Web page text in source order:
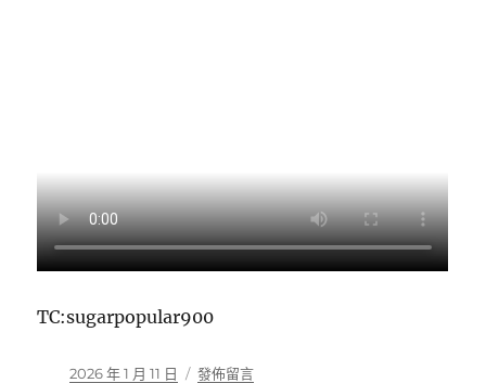
TC:sugarpopular900
發
2026 年 1 月 11 日
在
發佈留言